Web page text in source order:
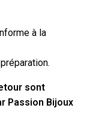
à la
sont
Passion Bijoux